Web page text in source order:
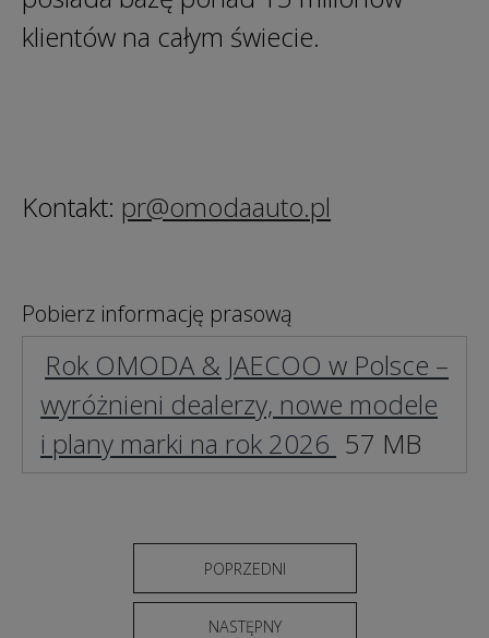
klientów na całym świecie.
Kontakt: pr@omodaauto.pl
Pobierz informację prasową
Rok OMODA & JAECOO w Polsce –
wyróżnieni dealerzy, nowe modele
i plany marki na rok 2026 57 MB
POPRZEDNI
NASTĘPNY